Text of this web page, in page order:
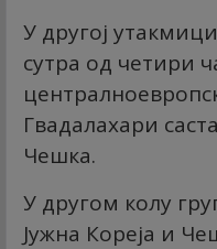
У другој
сутра од четири
Гвадалахари
Чешка.
У другом колу
Јужна Кореја и